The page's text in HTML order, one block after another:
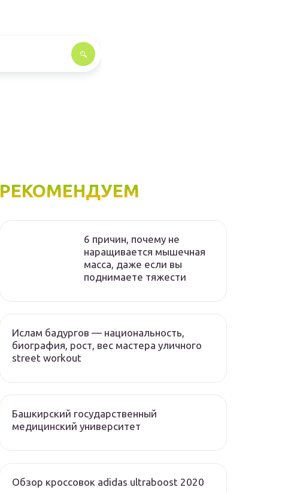
РЕКОМЕНДУЕМ
6 причин, почему не
наращивается мышечная
масса, даже если вы
поднимаете тяжести
Ислам бадургов — национальность,
биография, рост, вес мастера уличного
street workout
Башкирский государственный
медицинский университет
Обзор кроссовок adidas ultraboost 2020